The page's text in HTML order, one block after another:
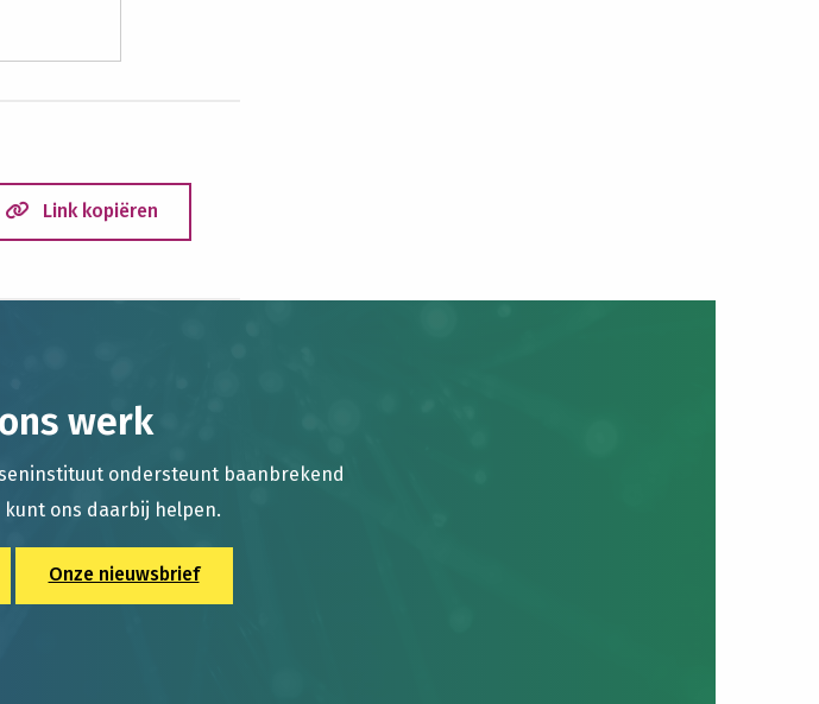
Link kopiëren
werk
ondersteunt baanbrekend
kunt ons daarbij helpen.
Onze nieuwsbrief